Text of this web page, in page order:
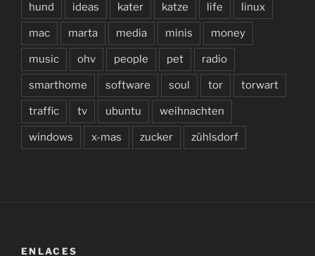
hund ideas kater katze life linux
mac marta media minis money
music ohv people pet radio
smarthome software soul tor torwart
traffic tv ubuntu weihnachten
windows x-mas zucker zühlsdorf
ENLACES